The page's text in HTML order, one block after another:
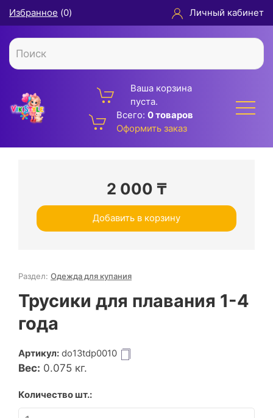
Избранное (0) Личный кабинет
Ваша корзина
пуста.
Всего: 0 товаров
Оформить заказ
2 000 ₸
Добавить в корзину
Раздел: Одежда для купания
Трусики для плавания 1-4
года
Артикул: do13tdp0010
Вес: 0.075 кг.
Количество шт.: